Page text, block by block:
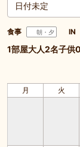
日付未定
食事 朝・夕 IN
1部屋大人2名子供
月 火